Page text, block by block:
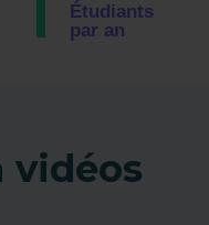
Étudiants
par an
vidéos